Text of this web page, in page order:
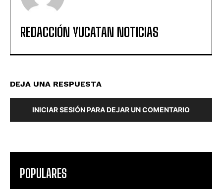
REDACCIÓN YUCATAN NOTICIAS
DEJA UNA RESPUESTA
INICIAR SESIÓN PARA DEJAR UN COMENTARIO
POPULARES